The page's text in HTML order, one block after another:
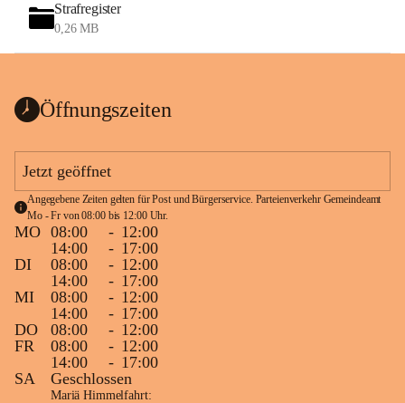
Strafregister
0,26 MB
Öffnungszeiten
Jetzt geöffnet
Angegebene Zeiten gelten für Post und Bürgerservice. Parteienverkehr Gemeindeamt
Mo - Fr von 08:00 bis 12:00 Uhr.
MO 08:00 - 12:00
14:00
- 17:00
DI
08:00 - 12:00
14:00
- 17:00
MI
08:00 - 12:00
14:00
- 17:00
DO
08:00 - 12:00
FR
08:00 - 12:00
14:00
- 17:00
SA
Geschlossen
Mariä Himmelfahrt: